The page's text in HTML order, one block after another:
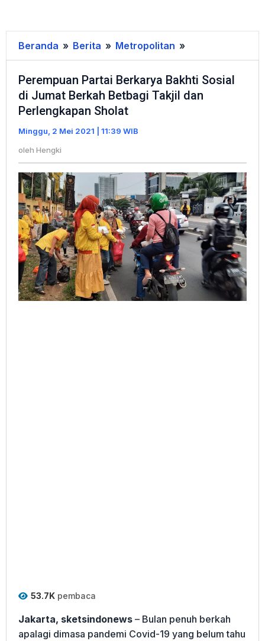
Beranda » Berita » Metropolitan »
Partai
Berkarya
Bakhti
Berkah
Betbagi
Takjil
dan
Perlengkapan
Sholat
Perempuan Partai Berkarya Bakhti Sosial
di Jumat Berkah Betbagi Takjil dan
Perlengkapan Sholat
Minggu, 2 Mei 2021 | 11:39 WIB
oleh Hengki
53.7K pembaca
Jakarta, sketsindonews – Bulan penuh berkah
apalagi dimasa pandemi Covid-19 yang belum tahu